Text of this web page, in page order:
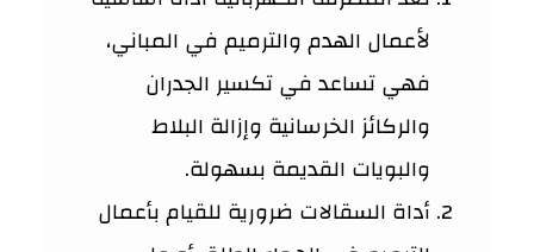
لأعمال الهدم والترميم في المباني،
فهي تساعد في تكسير الجدران
والركائز الخرسانية وإزالة البلاط
والبويات القديمة بسهولة.
أداة السقالات ضرورية للقيام بأعمال